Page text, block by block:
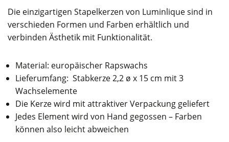
Die einzigartigen Stapelkerzen von Luminlique sind in
verschieden Formen und Farben erhältlich und
verbinden Ästhetik mit Funktionalität.
Material: europäischer Rapswachs
Lieferumfang: Stabkerze 2,2 ø x 15 cm mit 3
Wachselemente
Die Kerze wird mit attraktiver Verpackung geliefert
Jedes Element wird von Hand gegossen – Farben
können also leicht abweichen